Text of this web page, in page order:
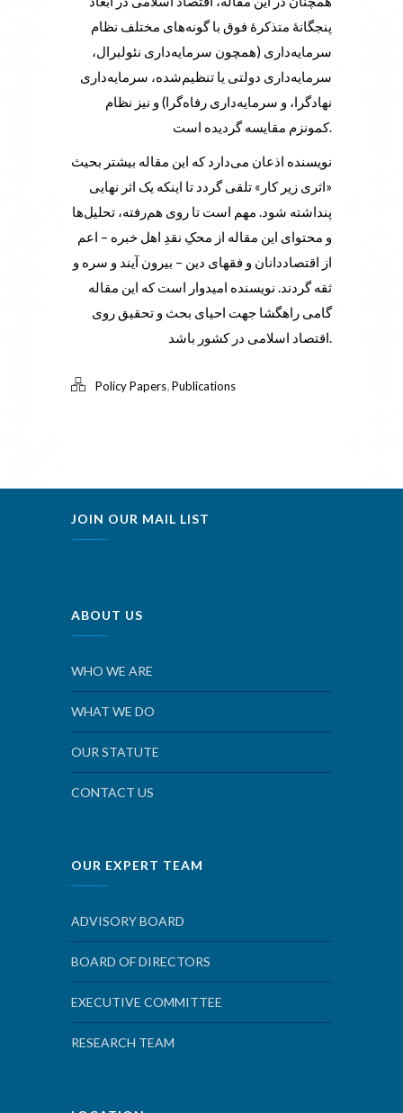
پنجگانۀ متذکرۀ فوق با گونه‌های مختلف نظام
سرمایه‌داری (همچون سرمایه‌داری نئولبرال،
سرمایه‌داری دولتی یا تنظیم‌شده، سرمایه‌داری
نهادگرا، و سرمایه‌داری رفاه‌گرا) و نیز نظام
کمونزم مقایسه گردیده است.
نویسنده اذعان می‌دارد که این مقاله بیشتر بحیث
«اثری زیر کار» تلقی گردد تا اینکه یک اثر نهایی
پنداشته شود. مهم است تا روی هم‌رفته، تحلیل‌ها
و محتوای این مقاله از محکِ نقدِ اهل خبره – اعم
از اقتصاددانان و فقهای دین – بیرون آیند و سره و
ثقه گردند. نویسنده امیدوار است که این مقاله
گامی راهگشا جهت احیای بحث و تحقیق روی
اقتصاد اسلامی در کشور باشد.
Policy Papers,Publications
JOIN OUR MAIL LIST
ABOUT US
WHO WE ARE
WHAT WE DO
OUR STATUTE
CONTACT US
OUR EXPERT TEAM
ADVISORY BOARD
BOARD OF DIRECTORS
EXECUTIVE COMMITTEE
RESEARCH TEAM